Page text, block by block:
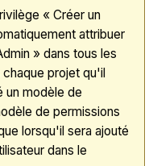
« Créer un
attribuer
» dans tous les
projet qu'il
un modèle de
de permissions
lorsqu'il sera ajouté
dans le